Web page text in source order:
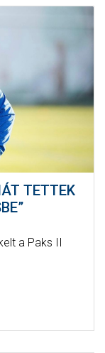
TETTEK
a Paks II